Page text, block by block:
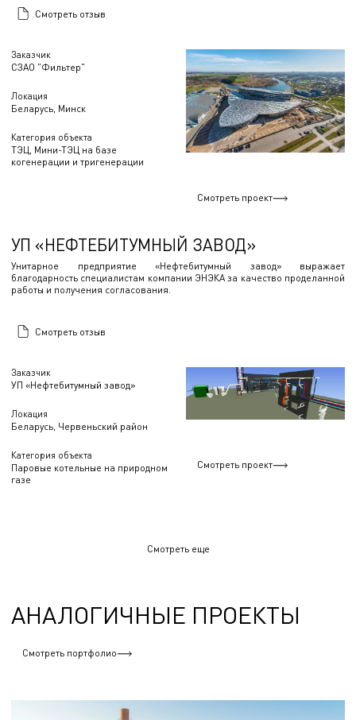
Заказчик
СЗАО "Фильтер"
Локация
Беларусь, Минск
Категория объекта
ТЭЦ, Мини-ТЭЦ на базе
когенерации и тригенерации
Смотреть отзыв
Смотреть проект
Заказчик
УП «Нефтебитумный завод»
Локация
Беларусь, Червеньский район
Категория объекта
Паровые котельные на природном
газе
УП «НЕФТЕБИТУМНЫЙ ЗАВОД»
Унитарное предприятие «Нефтебитумный завод» выражает
благодарность специалистам компании ЭНЭКА за качество проделанной
работы и получения согласования.
Смотреть отзыв
Смотреть проект
Смотреть еще
АНАЛОГИЧНЫЕ ПРОЕКТЫ
Смотреть портфолио